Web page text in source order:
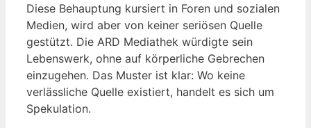
Diese Behauptung kursiert in Foren und sozialen
Medien, wird aber von keiner seriösen Quelle
gestützt. Die ARD Mediathek würdigte sein
Lebenswerk, ohne auf körperliche Gebrechen
einzugehen. Das Muster ist klar: Wo keine
verlässliche Quelle existiert, handelt es sich um
Spekulation.